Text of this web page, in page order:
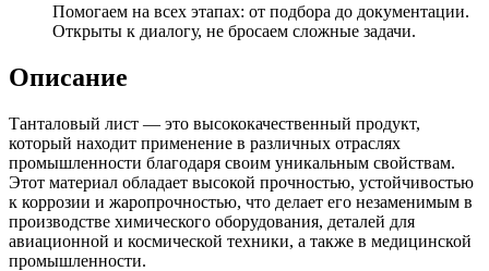
Помогаем на всех этапах: от подбора до документации.
Открыты к диалогу, не бросаем сложные задачи.
Описание
Танталовый лист — это высококачественный продукт,
который находит применение в различных отраслях
промышленности благодаря своим уникальным свойствам.
Этот материал обладает высокой прочностью, устойчивостью
к коррозии и жаропрочностью, что делает его незаменимым в
производстве химического оборудования, деталей для
авиационной и космической техники, а также в медицинской
промышленности.